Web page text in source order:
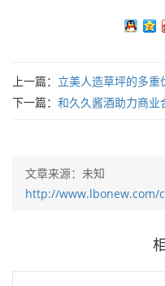
上一篇： 立美人造草坪的多重
下一篇： 和久久酱酒助力商业
文章来源：未知
http://www.lbonew.com/